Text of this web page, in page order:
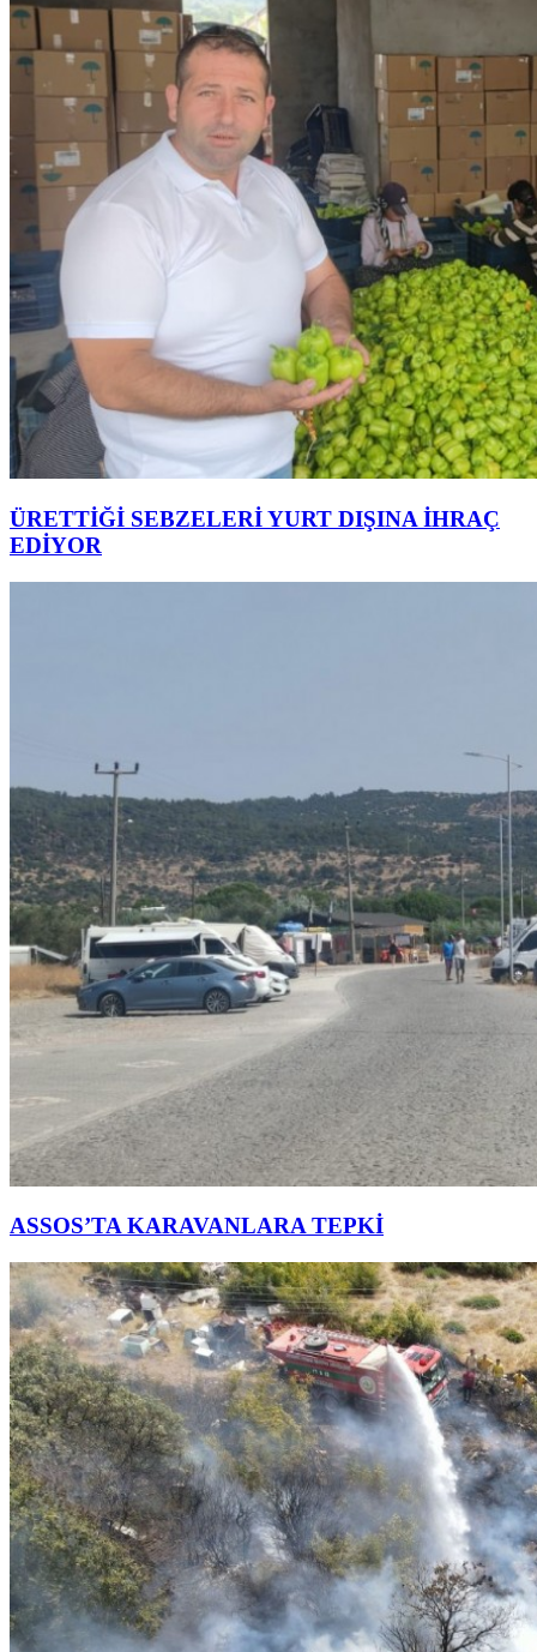
ÜRETTİĞİ SEBZELERİ YURT DIŞINA İHRAÇ
EDİYOR
ASSOS’TA KARAVANLARA TEPKİ